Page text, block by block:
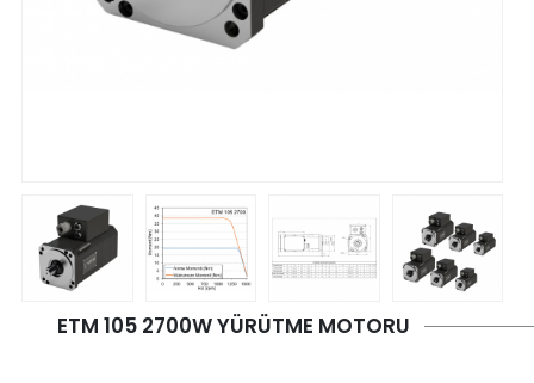
ETM 105 2700W YÜRÜTME MOTORU